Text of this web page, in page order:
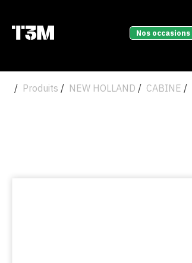
Nos occasions
Produits NEW HOLLAND CABINE